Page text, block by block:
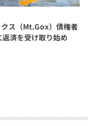
ス（Mt.Gox）債権者
済を受け取り始め